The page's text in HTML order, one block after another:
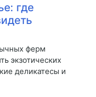
где
ферм
экзотических
деликатесы и